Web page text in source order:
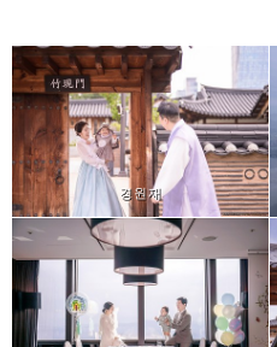
경원재